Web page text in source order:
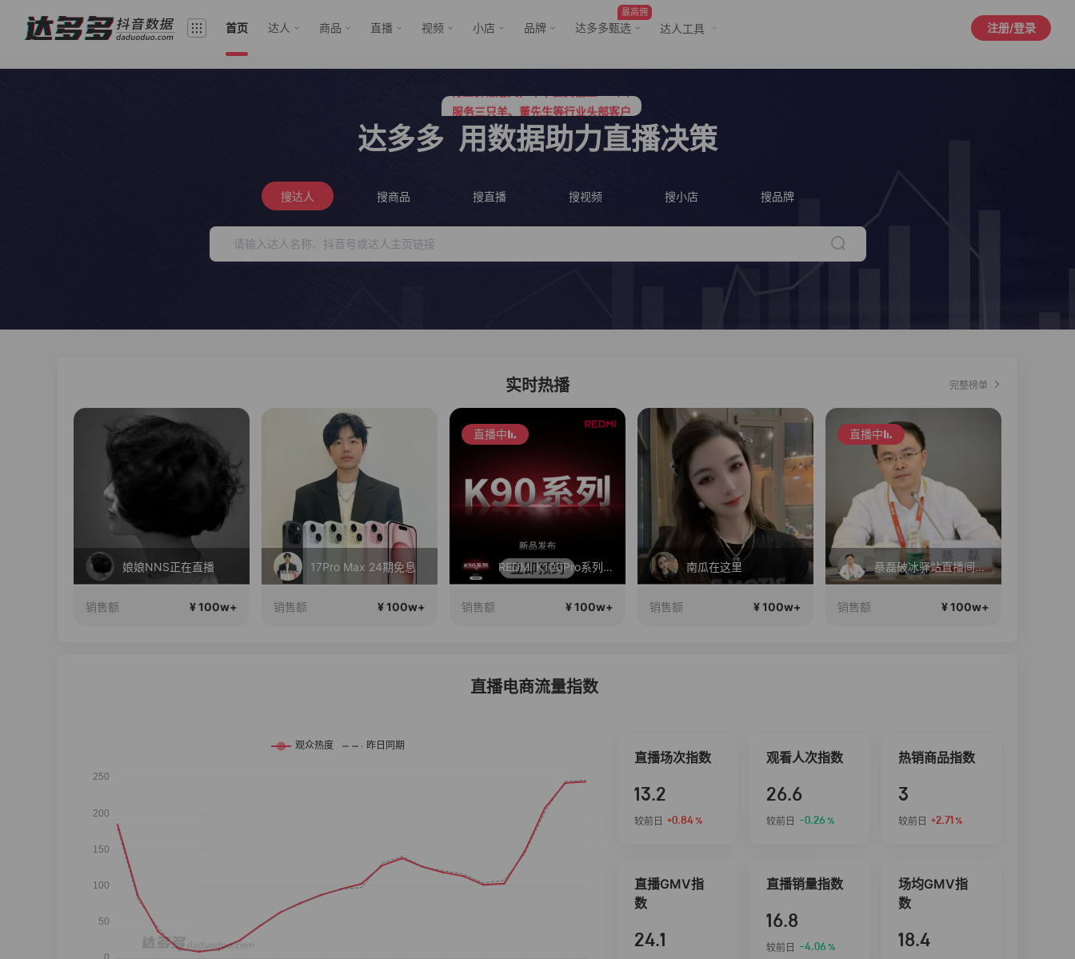
首页 达人 商品 直播 视频 小店 品牌
最高佣
达多多甄选 达人工具 注册/登录
服务三只羊、董先生等行业头部客户
行业价格屠夫，年卡会员低至798/年
服务三只羊、董先生等行业头部客户
达多多 用数据助力直播决策
搜达人 搜商品 搜直播 搜视频 搜小店 搜品牌
实时热播 完整榜单
娘娘NNS正在直播
销售额 ¥ 100w+
17Pro Max 24期免息
销售额 ¥ 100w+
直播中
REDMI K100Pro系列新品手机预约开启！
销售额 ¥ 100w+
南瓜在这里
销售额 ¥ 100w+
直播中
蔡磊破冰驿站直播间好物分享
销售额 ¥ 100w+
直播电商流量指数
直播场次指数
13.2
较前日 +0.84%
观看人次指数
26.6
较前日 -0.26 %
热销商品指数
3
较前日 +2.71 %
直播GMV指
数
24.1
直播销量指数
16.8
较前日 -4.06 %
场均GMV指
数
18.4